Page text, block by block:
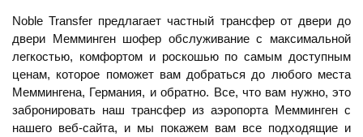
Noble Transfer предлагает частный трансфер от двери до
двери Мемминген шофер обслуживание с максимальной
легкостью, комфортом и роскошью по самым доступным
ценам, которое поможет вам добраться до любого места
Меммингена, Германия, и обратно. Все, что вам нужно, это
забронировать наш трансфер из аэропорта Мемминген с
нашего веб-сайта, и мы покажем вам все подходящие и